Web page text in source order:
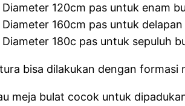
Diameter 120cm pas untuk enam
Diameter 160cm pas untuk
Diameter 180c pas untuk sepuluh
bisa dilakukan dengan
meja bulat cocok untuk